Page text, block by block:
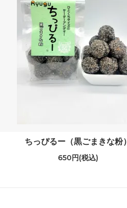
ちっぴるー（黒ごまきな粉）
650円(税込)